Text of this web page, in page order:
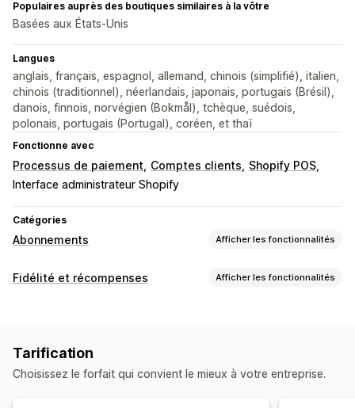
Populaires auprès des boutiques similaires à la vôtre
Basées aux États-Unis
Langues
anglais, français, espagnol, allemand, chinois (simplifié), italien,
chinois (traditionnel), néerlandais, japonais, portugais (Brésil),
danois, finnois, norvégien (Bokmål), tchèque, suédois,
polonais, portugais (Portugal), coréen, et thaï
Fonctionne avec
Processus de paiement Comptes clients
Shopify POS
Interface administrateur Shopify
Catégories
Abonnements Afficher les fonctionnalités
Types d’abonnement
Lots de produits
Produits numériques
Produits physiques
Fidélité et récompenses Afficher les fonctionnalités
Abonnements
Tarification
Choisissez le forfait qui convient le mieux à votre entreprise.